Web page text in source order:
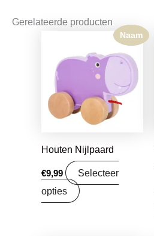
Gerelateerde producten
Naam
Houten Nijlpaard
€9,99
Selecteer
opties